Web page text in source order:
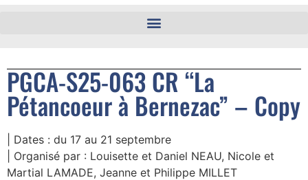
PGCA-S25-063 CR “La
Pétancoeur à Bernezac” – Copy
| Dates : du 17 au 21 septembre
| Organisé par : Louisette et Daniel NEAU, Nicole et
Martial LAMADE, Jeanne et Philippe MILLET